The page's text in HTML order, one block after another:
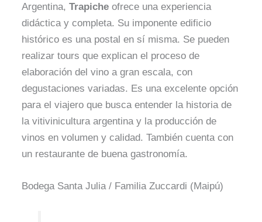
Argentina, Trapiche ofrece una experiencia
didáctica y completa. Su imponente edificio
histórico es una postal en sí misma. Se pueden
realizar tours que explican el proceso de
elaboración del vino a gran escala, con
degustaciones variadas. Es una excelente opción
para el viajero que busca entender la historia de
la vitivinicultura argentina y la producción de
vinos en volumen y calidad. También cuenta con
un restaurante de buena gastronomía.
Bodega Santa Julia / Familia Zuccardi (Maipú)